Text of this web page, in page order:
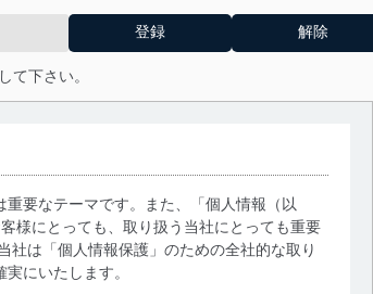
て下さい。
要なテーマです。また、「個人情報（以
様にとっても、取り扱う当社にとっても重要
社は「個人情報保護」のための全社的な取り
にいたします。